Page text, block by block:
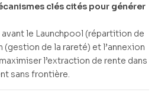
clés cités pour générer
le Launchpool (répartition de
(gestion de la rareté) et l’annexion
l’extraction de rente dans
sans frontière.